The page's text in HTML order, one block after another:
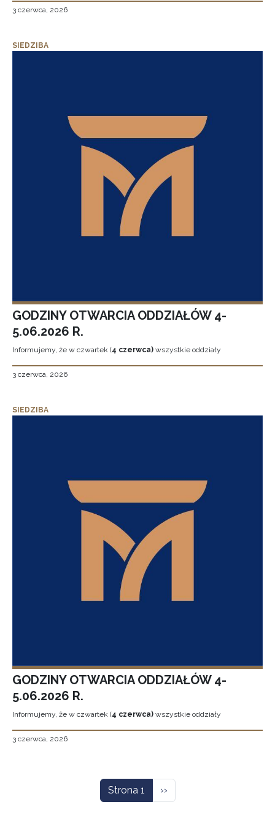
3 czerwca, 2026
SIEDZIBA
GODZINY OTWARCIA ODDZIAŁÓW 4-
5.06.2026 R.
Informujemy, że w czwartek (4 czerwca) wszystkie oddziały
3 czerwca, 2026
SIEDZIBA
GODZINY OTWARCIA ODDZIAŁÓW 4-
5.06.2026 R.
Informujemy, że w czwartek (4 czerwca) wszystkie oddziały
3 czerwca, 2026
Strona 1 Następna strona
››